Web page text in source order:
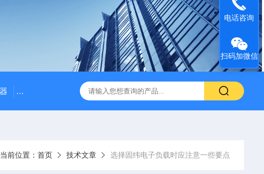
APS-7050E 交流电源 固纬 GSP-730 频谱分析仪 艾睿光电
当前位置： 首页 技术文章 选择固纬电子负载时应注意一些要点
电话咨询
扫码加微信